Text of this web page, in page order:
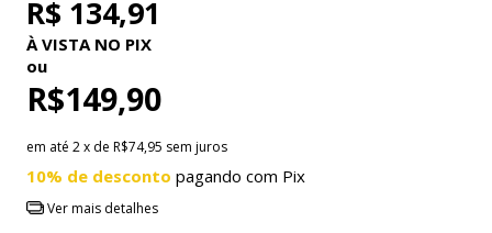
R$ 134,91
À VISTA NO PIX
ou
R$149,90
em até 2x de R$74,95 sem juros
10% de desconto pagando com Pix
Ver mais detalhes